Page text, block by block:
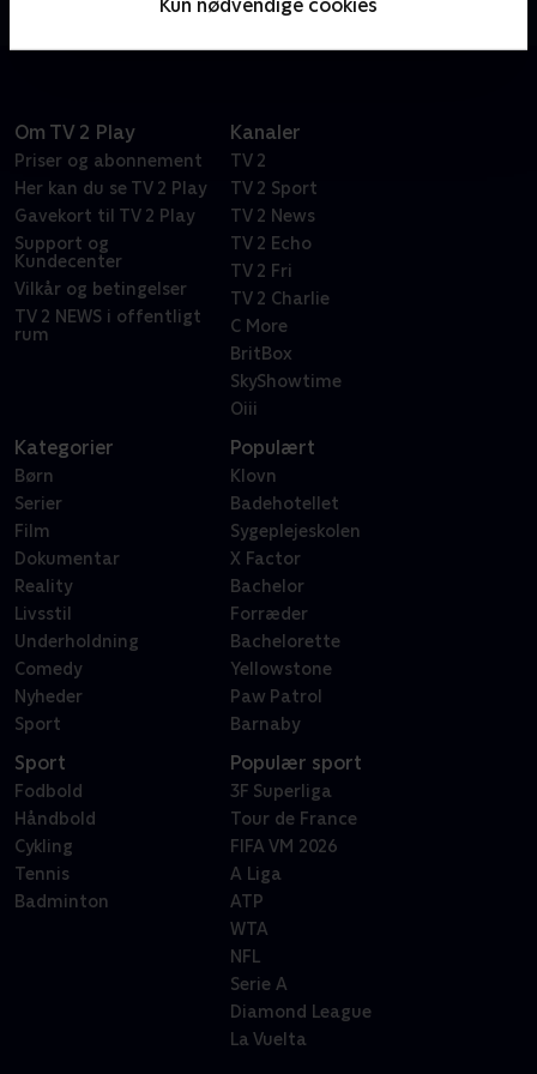
Kun nødvendige cookies
knust. Hvad skal der ske nu?
Om TV 2 Play
Priser og abonnement
Her kan du se TV 2 Play
Gavekort til TV 2 Play
Support og
Kundecenter
Vilkår og betingelser
TV 2 NEWS i offentligt
rum
Kanaler
TV 2
TV 2 Sport
TV 2 News
TV 2 Echo
TV 2 Fri
TV 2 Charlie
C More
BritBox
SkyShowtime
Oiii
Kategorier
Børn
Serier
Film
Dokumentar
Reality
Livsstil
Underholdning
Comedy
Nyheder
Sport
Populært
Klovn
Badehotellet
Sygeplejeskolen
X Factor
Bachelor
Forræder
Bachelorette
Yellowstone
Paw Patrol
Barnaby
Sport
Fodbold
Håndbold
Cykling
Tennis
Badminton
Populær sport
3F Superliga
Tour de France
FIFA VM 2026
A Liga
ATP
WTA
NFL
Serie A
Diamond League
La Vuelta